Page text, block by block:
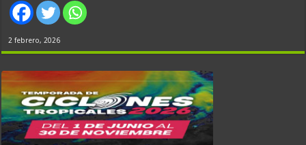
2 febrero, 2026